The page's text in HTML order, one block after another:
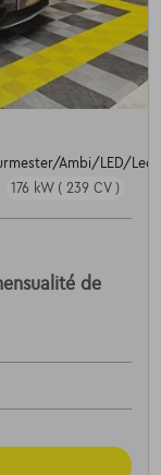
Ambi/LED/
176 kW ( 239 CV )
de